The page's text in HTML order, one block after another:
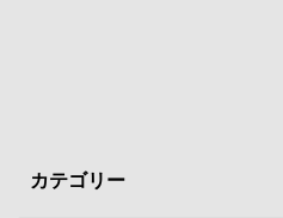
カテゴリー